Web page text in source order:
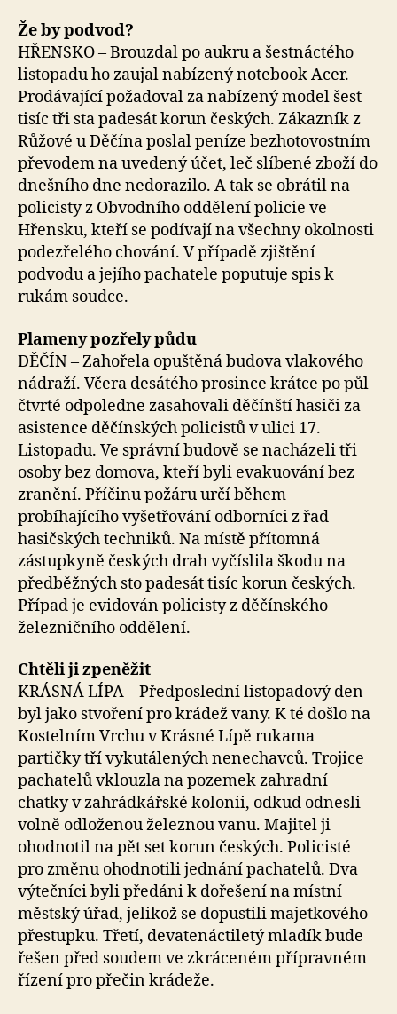
Že by podvod?
HŘENSKO – Brouzdal po aukru a šestnáctého
listopadu ho zaujal nabízený notebook Acer.
Prodávající požadoval za nabízený model šest
tisíc tři sta padesát korun českých. Zákazník z
Růžové u Děčína poslal peníze bezhotovostním
převodem na uvedený účet, leč slíbené zboží do
dnešního dne nedorazilo. A tak se obrátil na
policisty z Obvodního oddělení policie ve
Hřensku, kteří se podívají na všechny okolnosti
podezřelého chování. V případě zjištění
podvodu a jejího pachatele poputuje spis k
rukám soudce.
Plameny pozřely půdu
DĚČÍN – Zahořela opuštěná budova vlakového
nádraží. Včera desátého prosince krátce po půl
čtvrté odpoledne zasahovali děčínští hasiči za
asistence děčínských policistů v ulici 17.
Listopadu. Ve správní budově se nacházeli tři
osoby bez domova, kteří byli evakuování bez
zranění. Příčinu požáru určí během
probíhajícího vyšetřování odborníci z řad
hasičských techniků. Na místě přítomná
zástupkyně českých drah vyčíslila škodu na
předběžných sto padesát tisíc korun českých.
Případ je evidován policisty z děčínského
železničního oddělení.
Chtěli ji zpeněžit
KRÁSNÁ LÍPA – Předposlední listopadový den
byl jako stvoření pro krádež vany. K té došlo na
Kostelním Vrchu v Krásné Lípě rukama
partičky tří vykutálených nenechavců. Trojice
pachatelů vklouzla na pozemek zahradní
chatky v zahrádkářské kolonii, odkud odnesli
volně odloženou železnou vanu. Majitel ji
ohodnotil na pět set korun českých. Policisté
pro změnu ohodnotili jednání pachatelů. Dva
výtečníci byli předáni k dořešení na místní
městský úřad, jelikož se dopustili majetkového
přestupku. Třetí, devatenáctiletý mladík bude
řešen před soudem ve zkráceném přípravném
řízení pro přečin krádeže.